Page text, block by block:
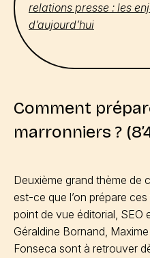
relations presse : les
d’aujourd’hui
Comment
marronniers ?
Deuxième grand thème de
est-ce que l’on prépare
point de vue éditorial, SEO
Géraldine Bornand,
Fonseca sont à retrouver